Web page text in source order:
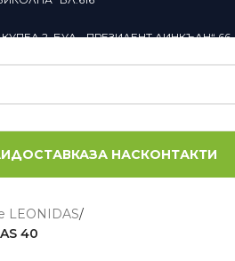
2, БУЛ. „ПРЕЗИДЕНТ ЛИНКЪЛН“ 66,
ДОСТАВКАЗА НАСКОНТАКТИ
LEONIDAS/
40